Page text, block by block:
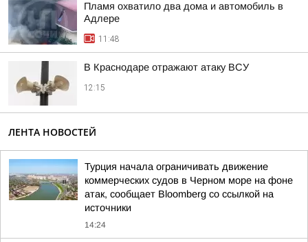
Пламя охватило два дома и автомобиль в
Адлере
11:48
В Краснодаре отражают атаку ВСУ
12:15
ЛЕНТА НОВОСТЕЙ
Турция начала ограничивать движение
коммерческих судов в Черном море на фоне
атак, сообщает Bloomberg со ссылкой на
источники
14:24